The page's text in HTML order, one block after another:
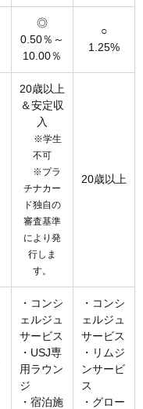
◎
0.50％～
10.00％
○
1.25%
20歳以上
＆安定収
入
※学生
不可
※プラ
チナカー
ド独自の
審査基準
により発
行しま
す。
20歳以上
・コンシ
ェルジュ
サービス
・USJ専
用ラウン
ジ
・宿泊施
・コンシ
ェルジュ
サービス
・リムジ
ンサービ
ス
・グロー